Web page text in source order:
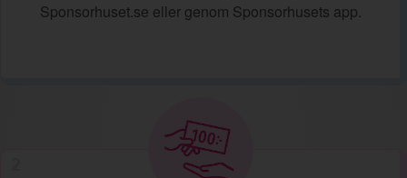
Sponsorhuset.se eller genom Sponsorhusets app.